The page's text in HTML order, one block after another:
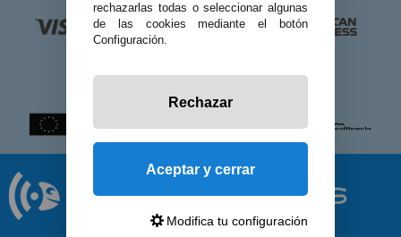
© 2026 Preciosadictos.com
rechazarlas todas o seleccionar algunas
de las cookies mediante el botón
Configuración.
Rechazar
Aceptar y cerrar
Modifica tu configuración